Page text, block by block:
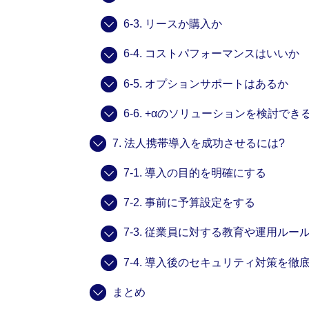
6-3. リースか購入か
6-4. コストパフォーマンスはいいか
6-5. オプションサポートはあるか
6-6. +αのソリューションを検討でき
7. 法人携帯導入を成功させるには?
7-1. 導入の目的を明確にする
7-2. 事前に予算設定をする
7-3. 従業員に対する教育や運用ルー
7-4. 導入後のセキュリティ対策を徹
まとめ